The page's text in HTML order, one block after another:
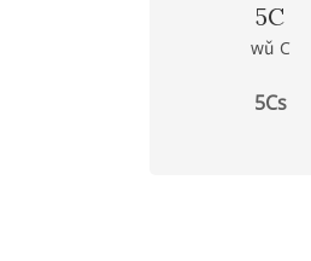
5C
wǔ C
5Cs